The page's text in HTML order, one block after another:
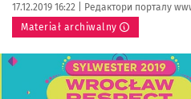
Data publikacji:
17.12.2019 16:22 | Autor:
Редактори порталу
Materiał archiwalny
Kliknij, aby powiększyć